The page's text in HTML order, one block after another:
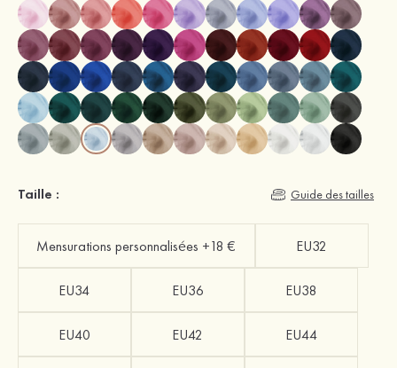
Taille : Guide des tailles
Mensurations personnalisées +18 € EU32
EU34 EU36 EU38
EU40 EU42 EU44